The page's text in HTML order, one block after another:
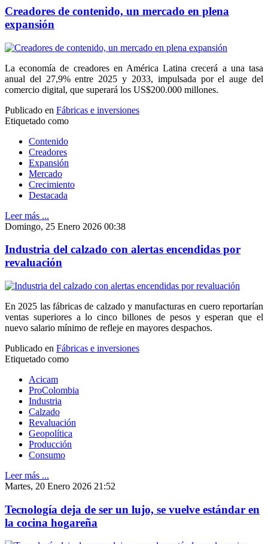
Creadores de contenido, un mercado en plena
expansión
La economía de creadores en América Latina crecerá a una tasa
anual del 27,9% entre 2025 y 2033, impulsada por el auge del
comercio digital, que superará los US$200.000 millones.
Publicado en Fábricas e inversiones
Etiquetado como
Contenido
Creadores
Expansión
Mercado
Crecimiento
Destacada
Leer más ...
Domingo, 25 Enero 2026 00:38
Industria del calzado con alertas encendidas por
revaluación
En 2025 las fábricas de calzado y manufacturas en cuero reportarían
ventas superiores a lo cinco billones de pesos y esperan que el
nuevo salario mínimo de refleje en mayores despachos.
Publicado en Fábricas e inversiones
Etiquetado como
Acicam
ProColombia
Industria
Calzado
Revaluación
Geopolítica
Producción
Consumo
Leer más ...
Martes, 20 Enero 2026 21:52
Tecnología deja de ser un lujo, se vuelve estándar en
la cocina hogareña